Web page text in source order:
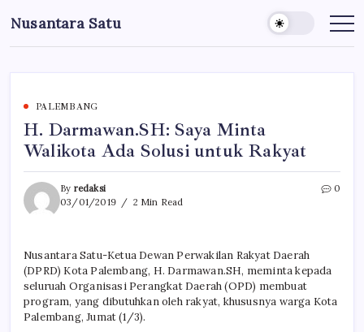
to
content
Nusantara Satu
Berita
Nusantara
PALEMBANG
H. Darmawan.SH: Saya Minta
Walikota Ada Solusi untuk Rakyat
By redaksi
03/01/2019
2 Min Read
0
Nusantara Satu-Ketua Dewan Perwakilan Rakyat Daerah
(DPRD) Kota Palembang, H. Darmawan.SH, meminta kepada
seluruah Organisasi Perangkat Daerah (OPD) membuat
program, yang dibutuhkan oleh rakyat, khususnya warga Kota
Palembang, Jumat (1/3).